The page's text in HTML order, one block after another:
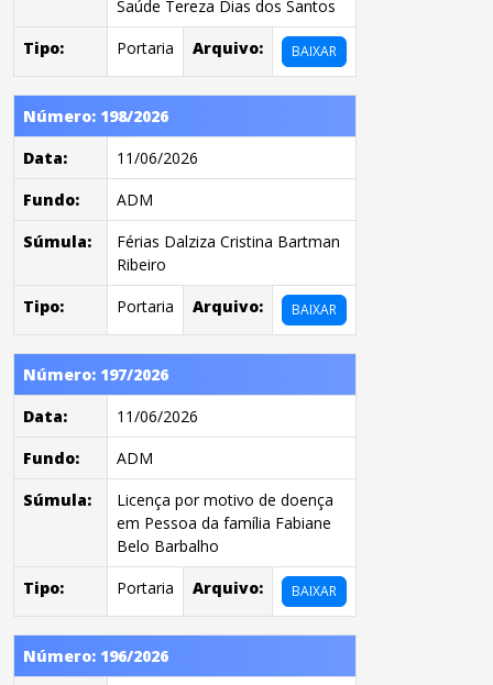
Saúde Tereza Dias dos Santos
Tipo:
Portaria Arquivo: BAIXAR
Número: 198/2026
Data:
11/06/2026
Fundo:
ADM
Súmula:
Férias Dalziza Cristina Bartman
Ribeiro
Tipo:
Portaria Arquivo: BAIXAR
Número: 197/2026
Data:
11/06/2026
Fundo:
ADM
Súmula:
Licença por motivo de doença
em Pessoa da família Fabiane
Belo Barbalho
Tipo:
Portaria Arquivo: BAIXAR
Número: 196/2026